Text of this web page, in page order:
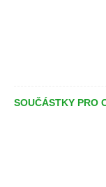
SOUČÁSTKY PRO